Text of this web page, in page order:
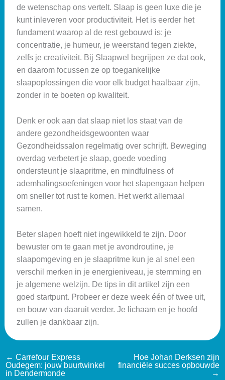
de wetenschap ons vertelt. Slaap is geen luxe die je
kunt inleveren voor productiviteit. Het is eerder het
fundament waarop al de rest gebouwd is: je
concentratie, je humeur, je weerstand tegen ziekte,
zelfs je creativiteit. Bij Slaapwel begrijpen ze dat ook,
en daarom focussen ze op toegankelijke
slaapoplossingen die voor elk budget haalbaar zijn,
zonder in te boeten op kwaliteit.
Denk er ook aan dat slaap niet los staat van de
andere gezondheidsgewoonten waar
Gezondheidssalon regelmatig over schrijft. Beweging
overdag verbetert je slaap, goede voeding
ondersteunt je slaapritme, en mindfulness of
ademhalingsoefeningen voor het slapengaan helpen
om sneller tot rust te komen. Het werkt allemaal
samen.
Beter slapen hoeft niet ingewikkeld te zijn. Door
bewuster om te gaan met je avondroutine, je
slaapomgeving en je slaapritme kun je al snel een
verschil merken in je energieniveau, je stemming en
je algemene welzijn. De tips in dit artikel zijn een
goed startpunt. Probeer er deze week één of twee uit,
en bouw van daaruit verder. Je lichaam en je hoofd
zullen je dankbaar zijn.
← Carrefour Express
Oudegem: jouw buurtwinkel
in Dendermonde
Hoe Johan Derksen zijn
financiële succes opbouwde
→